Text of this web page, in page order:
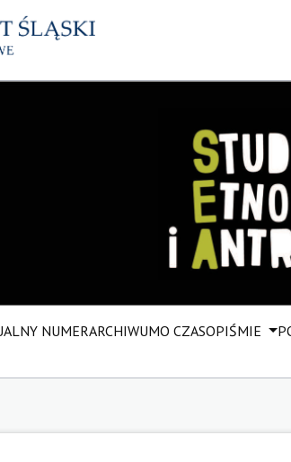
NUMERARCHIWUMO CZASOPIŚMIE